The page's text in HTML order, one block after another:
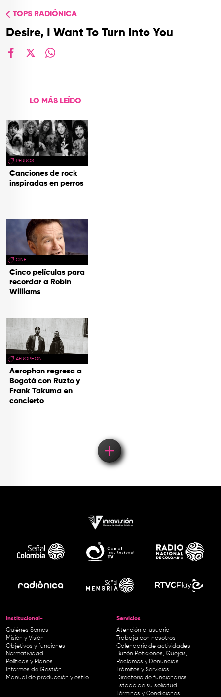
TOPS RADIÓNICA
Desire, I Want To Turn Into You
LO MÁS LEÍDO
PERROS
Canciones de rock
inspiradas en perros
CINE
Cinco películas para
recordar a Robin
Williams
AEROPHON
Aerophon regresa a
Bogotá con Ruzto y
Frank Takuma en
concierto
Institucional-
Quiénes Somos
Misión y Visión
Objetivos y funciones
Normatividad
Políticas y Planes
Informes de Gestión
Manual de producción y estilo
Servicios
Atención al usuario
Trabaja con nosotros
Calendario de actividades
Buzón Peticiones, Quejas,
Reclamos y Denuncias
Trámites y Servicios
Directorio de funcionarios
Estado de su solicitud
Términos y Condiciones